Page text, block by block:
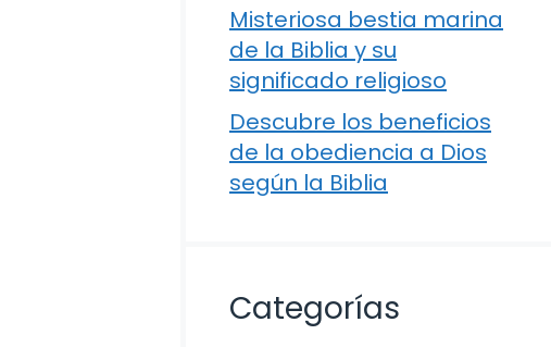
Misteriosa bestia marina
de la Biblia y su
significado religioso
Descubre los beneficios
de la obediencia a Dios
según la Biblia
Categorías